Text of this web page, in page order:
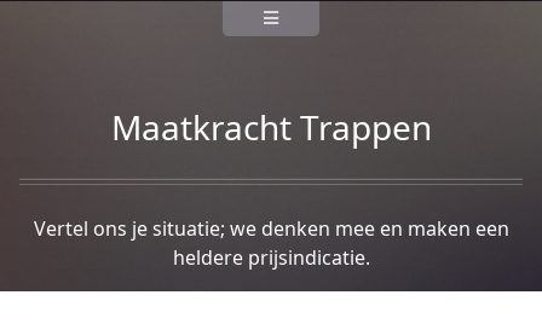
Maatkracht Trappen
Vertel ons je situatie; we denken mee en maken een
heldere prijsindicatie.